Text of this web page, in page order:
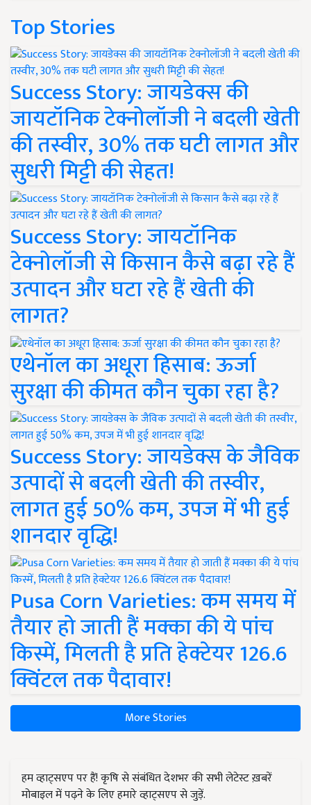
Top Stories
Success Story: जायडेक्स की
जायटॉनिक टेक्नोलॉजी ने बदली खेती
की तस्वीर, 30% तक घटी लागत और
सुधरी मिट्टी की सेहत!
Success Story: जायटॉनिक
टेक्नोलॉजी से किसान कैसे बढ़ा रहे हैं
उत्पादन और घटा रहे हैं खेती की
लागत?
एथेनॉल का अधूरा हिसाब: ऊर्जा
सुरक्षा की कीमत कौन चुका रहा है?
Success Story: जायडेक्स के जैविक
उत्पादों से बदली खेती की तस्वीर,
लागत हुई 50% कम, उपज में भी हुई
शानदार वृद्धि!
Pusa Corn Varieties: कम समय में
तैयार हो जाती हैं मक्का की ये पांच
किस्में, मिलती है प्रति हेक्टेयर 126.6
क्विंटल तक पैदावार!
More Stories
हम व्हाट्सएप पर हैं! कृषि से संबंधित देशभर की सभी लेटेस्ट ख़बरें
मोबाइल में पढ़ने के लिए हमारे व्हाट्सएप से जुड़ें.